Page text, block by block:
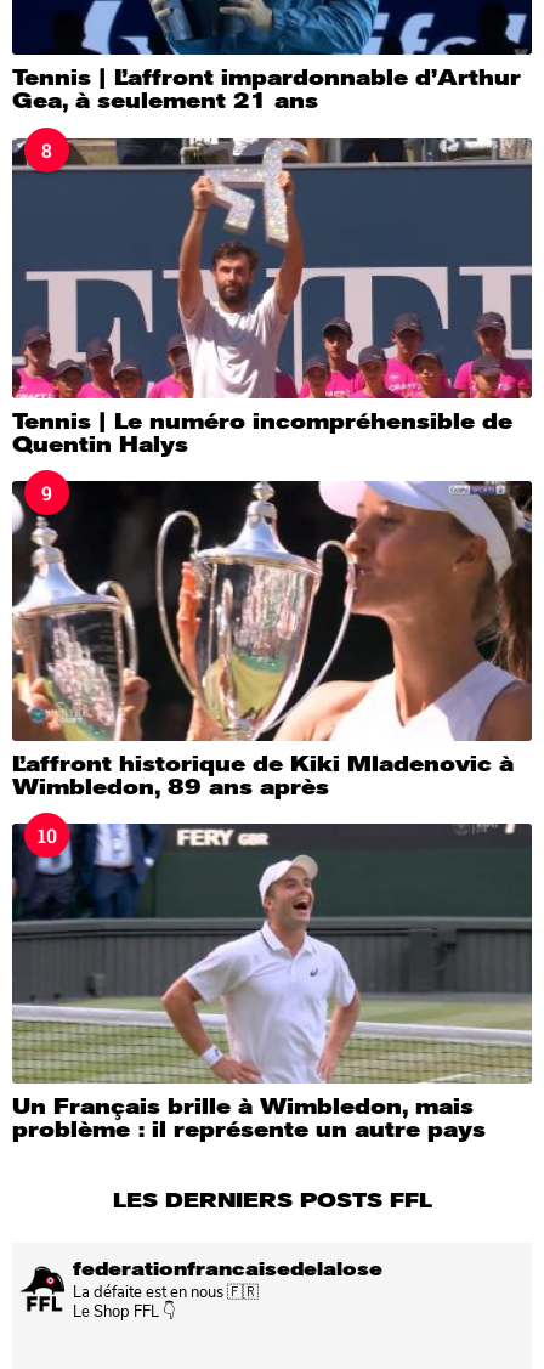
Tennis | L’affront impardonnable d’Arthur
Gea, à seulement 21 ans
8
Tennis | Le numéro incompréhensible de
Quentin Halys
9
L’affront historique de Kiki Mladenovic à
Wimbledon, 89 ans après
10
Un Français brille à Wimbledon, mais
problème : il représente un autre pays
LES DERNIERS POSTS FFL
federationfrancaisedelalose
La défaite est en nous 🇫🇷
Le Shop FFL 👇